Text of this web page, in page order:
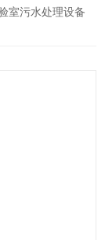
室污水处理设备